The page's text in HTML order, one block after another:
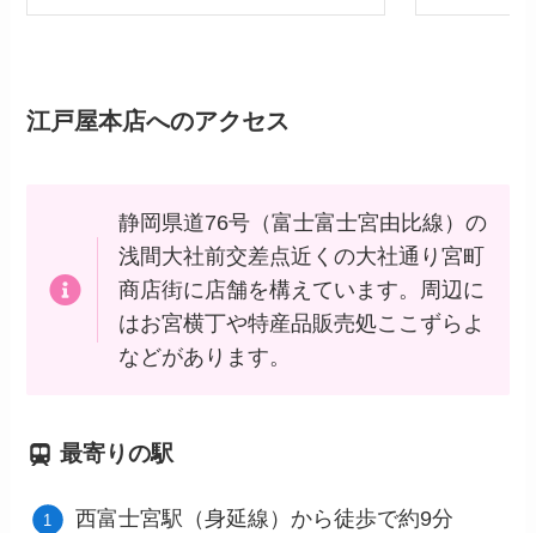
江戸屋本店へのアクセス
静岡県道76号（富士富士宮由比線）の
浅間大社前交差点近くの大社通り宮町
商店街に店舗を構えています。周辺に
はお宮横丁や特産品販売処ここずらよ
などがあります。
最寄りの駅
西富士宮駅（身延線）から徒歩で約9分